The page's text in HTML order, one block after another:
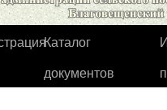
Каталог
документов